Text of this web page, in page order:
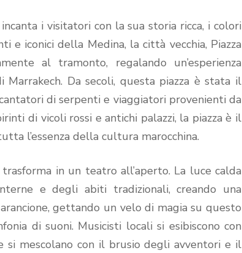
i visitatori con la sua storia ricca, i colori
e iconici della Medina, la città vecchia, Piazza
al tramonto, regalando un’esperienza
Da secoli, questa piazza è stata il
di serpenti e viaggiatori provenienti da
di vicoli rossi e antichi palazzi, la piazza è il
l’essenza della cultura marocchina.
in un teatro all’aperto. La luce calda
e degli abiti tradizionali, creando una
gettando un velo di magia su questo
di suoni. Musicisti locali si esibiscono con
si mescolano con il brusio degli avventori e il